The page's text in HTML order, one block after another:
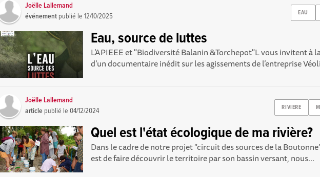
EAU
Joëlle Lallemand
événement publié le12/10/2025
Eau, source de luttes
L’APIEEE et "Biodiversité Balanin &Torchepot"L vous invitent à
d’un documentaire inédit sur les agissements de l’entreprise
RIVIERE
Joëlle Lallemand
article publié le04/12/2024
Quel est l'état écologique de ma rivière?
Dans le cadre de notre projet "circuit des sources de la
est de faire découvrir le territoire par son bassin versant, nous...